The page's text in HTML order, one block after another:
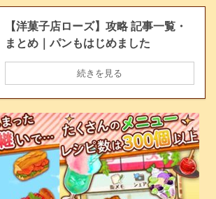
【洋菓子店ローズ】攻略 記事一覧・
まとめ｜パンもはじめました
続きを見る